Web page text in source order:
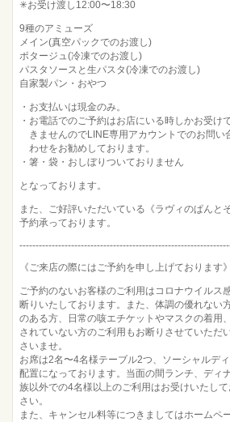
✳︎お受け渡し12:00〜18:30
9種のアミューズ
メイン(真空パックでのお渡し)
ポタージュ(冷凍でのお渡し)
パスタソースと生パスタ(冷凍でのお渡し)
自家製パン・おやつ
・お支払いは現金のみ。
・お電話でのご予約はお店にいる時しかお受け
きませんのでLINE専用アカウントでのお問い
わせをお勧めしております。
・箸・袋・おしぼりついておりません
となっております。
また、ご好評いただいている《ラヴィのぱんと
予約承っております。
《ご来店の際にはご予約を申し上げております》
ご予約のないお客様のご利用はコロナウイルス
断りいたしております。また、体調の優れない
のある方、日常の咳エチケットやマスクの着用
されていない方のご利用もお断りさせていただ
さいませ。
お席は2名〜4名様テーブル2つ、ソーシャルデ
配置になっております。当面の間ランチ、ディ
族以外での4名様以上のご利用はお受けいたし
さい。
また、キャンセル料等につきましてはホームペ